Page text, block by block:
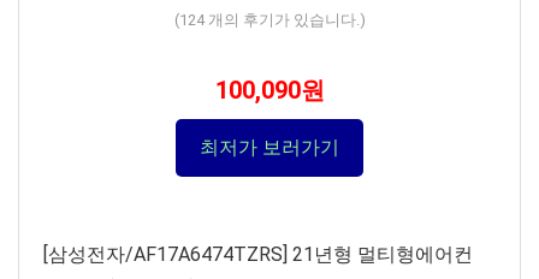
(124개의 후기가 있습니다.)
100,090원
최저가 보러가기
[삼성전자/AF17A6474TZRS] 21년형 멀티형에어컨